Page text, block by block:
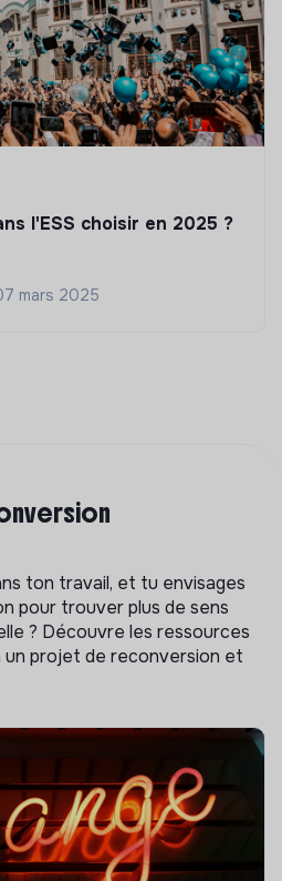
l'ESS choisir en 2025 ?
mars 2025
ton travail, et tu envisages
pour trouver plus de sens
? Découvre les ressources
projet de reconversion et